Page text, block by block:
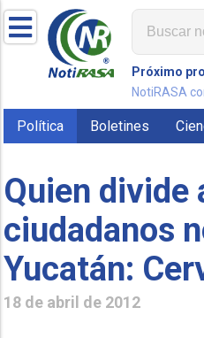
Próximo
NotiRASA
Política Boletines
Quien divide
ciudadanos
Yucatán:
18 de abril de 2012